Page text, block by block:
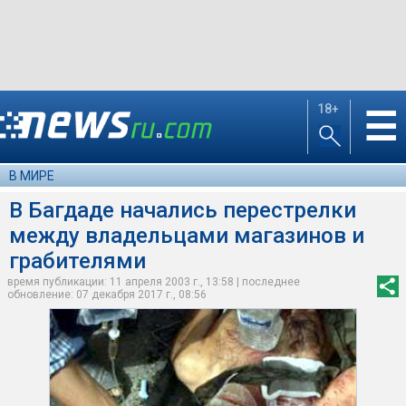
18+ ☰
В МИРЕ
В Багдаде начались перестрелки
между владельцами магазинов и
грабителями
время публикации: 11 апреля 2003 г., 13:58 | последнее
обновление: 07 декабря 2017 г., 08:56